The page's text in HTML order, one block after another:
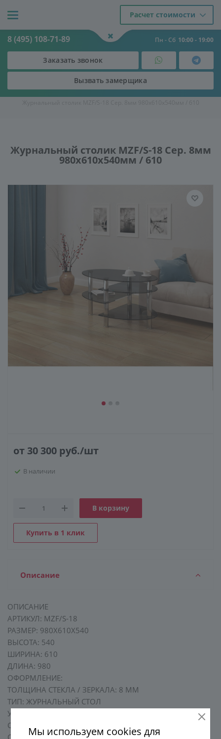
Расчет стоимости
8 (495) 108-71-89 Пн - Сб 10:00 - 19:00
Заказать звонок
Вызвать замерщика
Двери - Мебель из стекла - Стеклянные журнальные столы
-
Журнальный столик MZF/S-18 Сер. 8мм
980х610х540мм / 610
от 30 300 руб./шт
В наличии
В корзину
Купить в 1 клик
Описание
ОПИСАНИЕ
АРТИКУЛ: MZF/S-18
РАЗМЕР: 980Х610Х540
ВЫСОТА: 540
ШИРИНА: 610
ДЛИНА: 980
ОФОРМЛЕНИЕ:
ТОЛЩИНА СТЕКЛА / ЗЕРКАЛА: 8 ММ
ТИП: ЖУРНАЛЬНЫЙ СТОЛ
УПАКОВКА: ТВЕРДАЯ КАРТОННАЯ КОРОБКА (3-Х
СЛОЙНЫЙ ГОФРОКАРТОН Т23)
ОБРАБОТКА КРАЯ: ПОЛИРОВАННАЯ КРОМКА -
Мы используем cookies для